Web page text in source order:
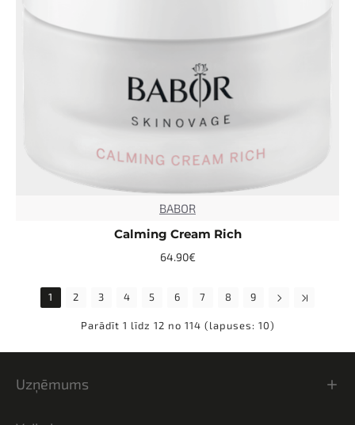
BABOR
Calming Cream Rich
64.90€
1 2 3 4 5 6 7 8 9
Parādīt 1 līdz 12 no 114 (lapuses: 10)
Uzņēmums